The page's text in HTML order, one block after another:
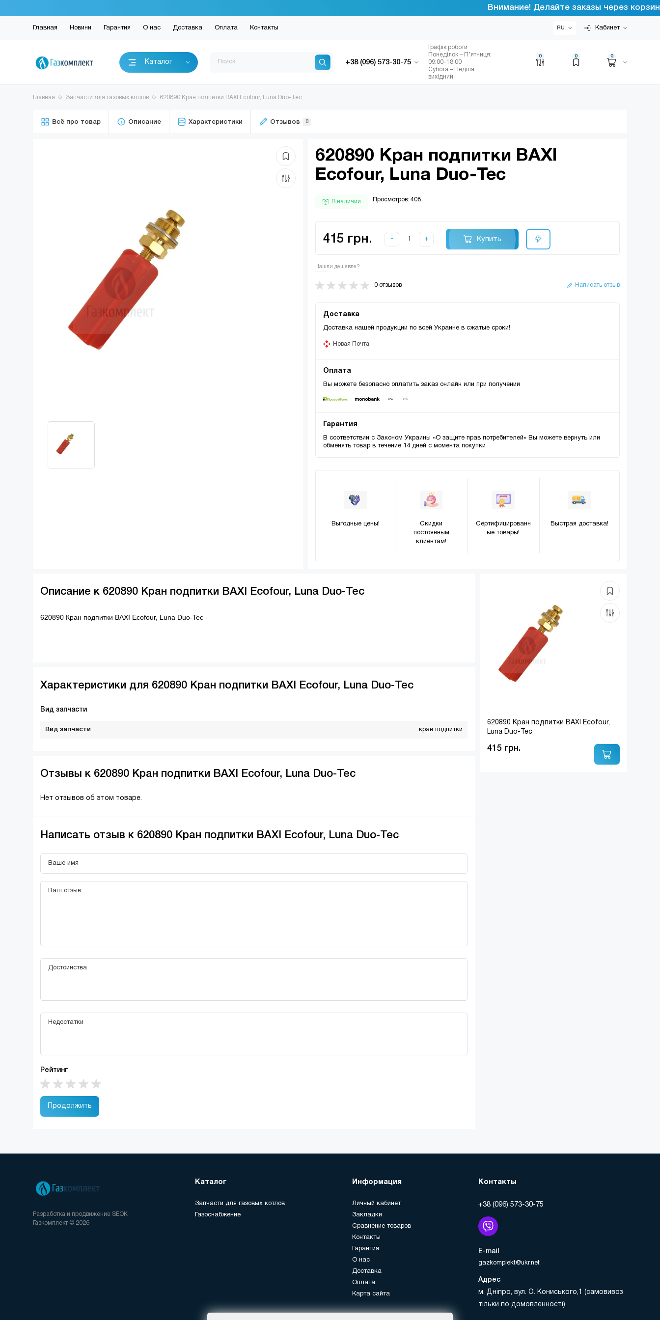
Внимание! Делайте заказы через корзину
Главная Новини Гарантия О нас Доставка Оплата Контакты RU Кабинет
Каталог +38 (096) 573-30-75
Графік роботи
Понеділок – П’ятниця:
09:00–18:00
Субота – Неділя:
вихідний
0 0 0
Главная Запчасти для газовых котлов 620890 Кран подпитки BAXI Ecofour, Luna Duo-Tec
Всё про товар Описание Характеристики Отзывов 0
620890 Кран подпитки BAXI
Ecofour, Luna Duo-Tec
В наличии Просмотров: 408
415 грн. - + Купить
Нашли дешевле?
0 отзывов Написать отзыв
Доставка
Доставка нашей продукции по всей Украине в сжатые сроки!
Новая Почта
Оплата
Вы можете безопасно оплатить заказ онлайн или при получении
Гарантия
В соответствии с Законом Украины «О защите прав потребителей» Вы можете вернуть или
обменять товар в течение 14 дней с момента покупки
Выгодные цены!
Скидки
постоянным
клиентам!
Сертифицированн
ые товары!
Быстрая доставка!
Описание к 620890 Кран подпитки BAXI Ecofour, Luna Duo-Tec
620890 Кран подпитки BAXI Ecofour, Luna Duo-Tec
Характеристики для 620890 Кран подпитки BAXI Ecofour, Luna Duo-Tec
Вид запчасти
Вид запчасти кран подпитки
Отзывы к 620890 Кран подпитки BAXI Ecofour, Luna Duo-Tec
Нет отзывов об этом товаре.
Написать отзыв к 620890 Кран подпитки BAXI Ecofour, Luna Duo-Tec
Рейтинг
Продолжить
620890 Кран подпитки BAXI Ecofour,
Luna Duo-Tec
415 грн.
Разработка и продвижение SEOK
Газкомплект © 2026
Каталог
Запчасти для газовых котлов
Газоснабжение
Информация
Личный кабинет
Закладки
Сравнение товаров
Контакты
Гарантия
О нас
Доставка
Оплата
Карта сайта
Контакты
+38 (096) 573-30-75
E-mail
gazkomplekt@ukr.net
Адрес
м. Дніпро, вул. О. Кониського,1 (самовивоз
тільки по домовленності)